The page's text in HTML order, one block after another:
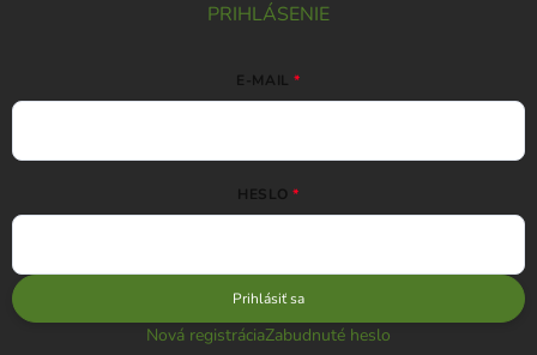
PRIHLÁSENIE
E-MAIL
HESLO
Prihlásiť sa
Nová registráciaZabudnuté heslo